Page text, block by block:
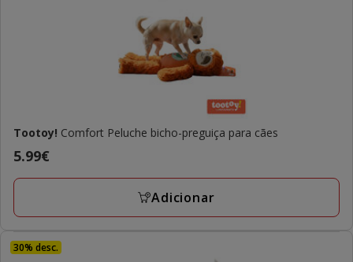
Tootoy! Comfort Peluche bicho-preguiça para cães
Preço
5.99€
5.99€
Adicionar
30% desc.